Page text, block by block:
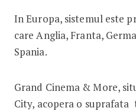
In Europa, sistemul este
care Anglia, Franta,
Spania.
Grand Cinema & More,
City, acopera o suprafata